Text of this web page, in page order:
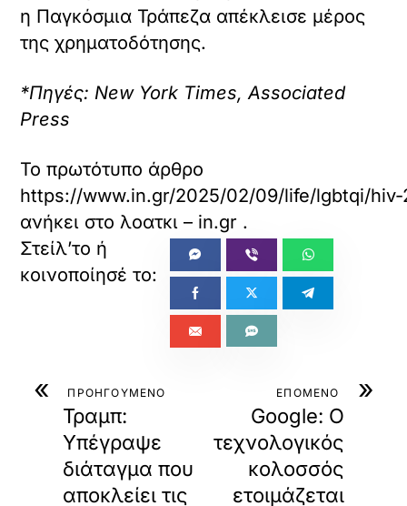
η Παγκόσμια Τράπεζα απέκλεισε μέρος
της χρηματοδότησης.
*Πηγές: New York Times, Associated
Press
Το πρωτότυπο άρθρο
https://www.in.gr/2025/02/09/life/lgbtqi/
ανήκει στολοατκι – in.gr .
« ΠΡΟΗΓΟΥΜΕΝΟ
Τραμπ:
Υπέγραψε
διάταγμα που
αποκλείει τις
»
ΕΠΟΜΕΝΟ
Google: Ο
τεχνολογικός
κολοσσός
ετοιμάζεται